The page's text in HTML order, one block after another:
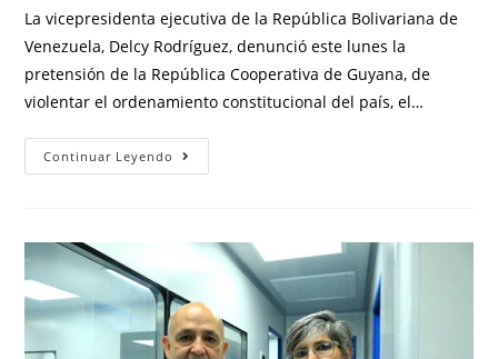
La vicepresidenta ejecutiva de la República Bolivariana de
Venezuela, Delcy Rodríguez, denunció este lunes la
pretensión de la República Cooperativa de Guyana, de
violentar el ordenamiento constitucional del país, el…
Continuar Leyendo